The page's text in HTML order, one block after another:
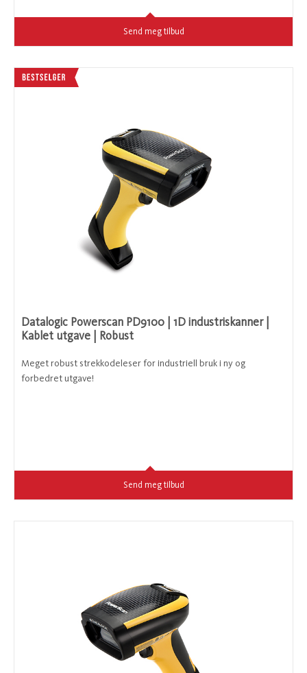
Send meg tilbud
Datalogic Powerscan PD9100 | 1D industriskanner |
Kablet utgave | Robust
Meget robust strekkodeleser for industriell bruk i ny og
forbedret utgave!
Send meg tilbud